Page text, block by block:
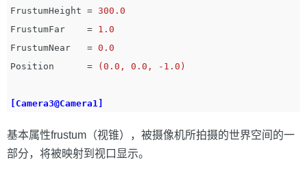
FrustumHeight = 300.0
FrustumFar
= 1.0
FrustumNear
= 0.0
Position
= (0.0, 0.0, -1.0)
[Camera3@Camera1]
基本属性frustum（视锥），被摄像机所拍摄的世界空间的一
部分，将被映射到视口显示。